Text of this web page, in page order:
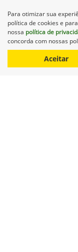
CASE
Para otimizar sua
política de cookies e
nossa política de
concorda com nossas
Aceitar